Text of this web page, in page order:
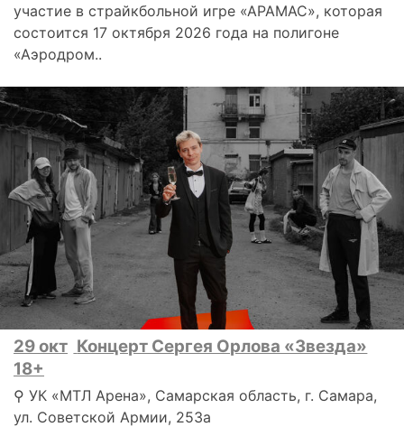
участие в страйкбольной игре «АРАМАС», которая
состоится 17 октября 2026 года на полигоне
«Аэродром..
29 окт Концерт Сергея Орлова «Звезда»
18+
⚲ УК «МТЛ Арена», Самарская область, г. Самара,
ул. Советской Армии, 253а